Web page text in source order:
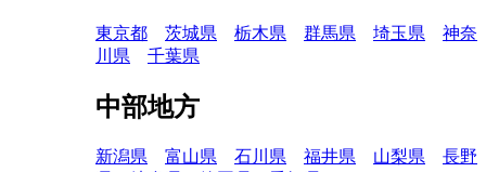
東京都 茨城県 栃木県 群馬県 埼玉県
神奈
川県
千葉県
中部地方
新潟県 富山県 石川県 福井県 山梨県
長野